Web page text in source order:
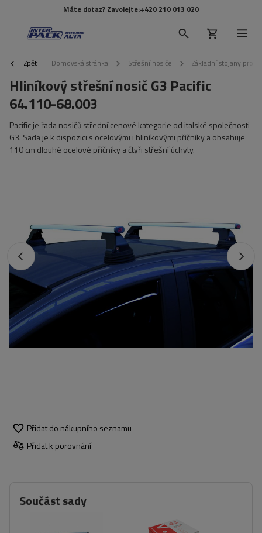
Máte dotaz? Zavolejte:+420 210 013 020
Zpět Domovská stránka Střešní nosiče Základní stojany pro
Hliníkový střešní nosič G3 Pacific
64.110-68.003
Pacific je řada nosičů střední cenové kategorie od italské společnosti
G3. Sada je k dispozici s ocelovými i hliníkovými příčníky a obsahuje
110 cm dlouhé ocelové příčníky a čtyři střešní úchyty.
Přidat do nákupního seznamu
Přidat k porovnání
Součást sady